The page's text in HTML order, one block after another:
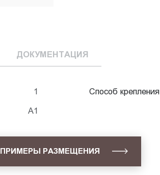
ДОКУМЕНТАЦИЯ
1
А1
Способ крепления
ПРИМЕРЫ РАЗМЕЩЕНИЯ